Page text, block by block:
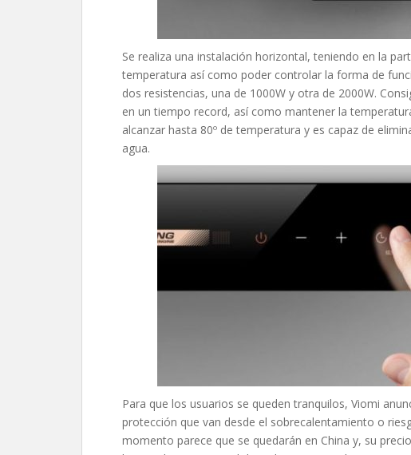
Se realiza una instalación horizontal, teniendo en la
temperatura así como poder controlar la forma de
dos resistencias, una de 1000W y otra de 2000W.
en un tiempo record, así como mantener la
alcanzar hasta 80º de temperatura y es capaz de
agua.
Para que los usuarios se queden tranquilos, Viomi
protección que van desde el sobrecalentamiento o
momento parece que se quedarán en China y, su